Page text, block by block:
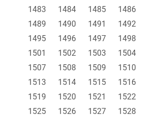
1483
1484 1485 1486
1489
1490 1491 1492
1495
1496 1497 1498
1501
1502 1503 1504
1507
1508 1509 1510
1513
1514 1515 1516
1519
1520 1521 1522
1525
1526 1527 1528